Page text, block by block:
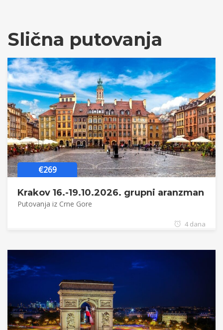
Slična putovanja
€269
Krakov 16.-19.10.2026. grupni aranzman
Putovanja iz Crne Gore
4 dana